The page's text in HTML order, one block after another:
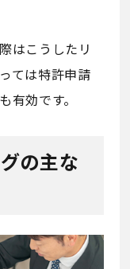
はこうしたリ
ては特許申請
有効です。
の主な